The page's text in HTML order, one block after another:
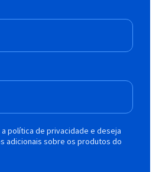
política de privacidade e deseja
adicionais sobre os produtos do